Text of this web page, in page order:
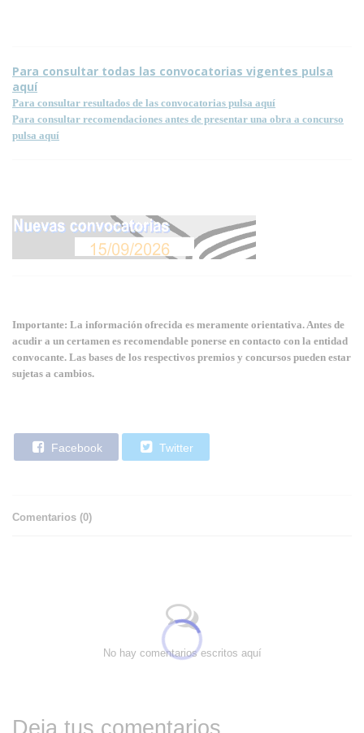
Para consultar todas las convocatorias vigentes pulsa
aquí
Para consultar resultados de las convocatorias pulsa aquí
Para consultar recomendaciones antes de presentar una obra a concurso
pulsa aquí
Importante: La información ofrecida es meramente orientativa. Antes de
acudir a un certamen es recomendable ponerse en contacto con la entidad
convocante. Las bases de los respectivos premios y concursos pueden estar
sujetas a cambios.
Facebook Twitter
Comentarios (0)
No hay comentarios escritos aquí
Deja tus comentarios